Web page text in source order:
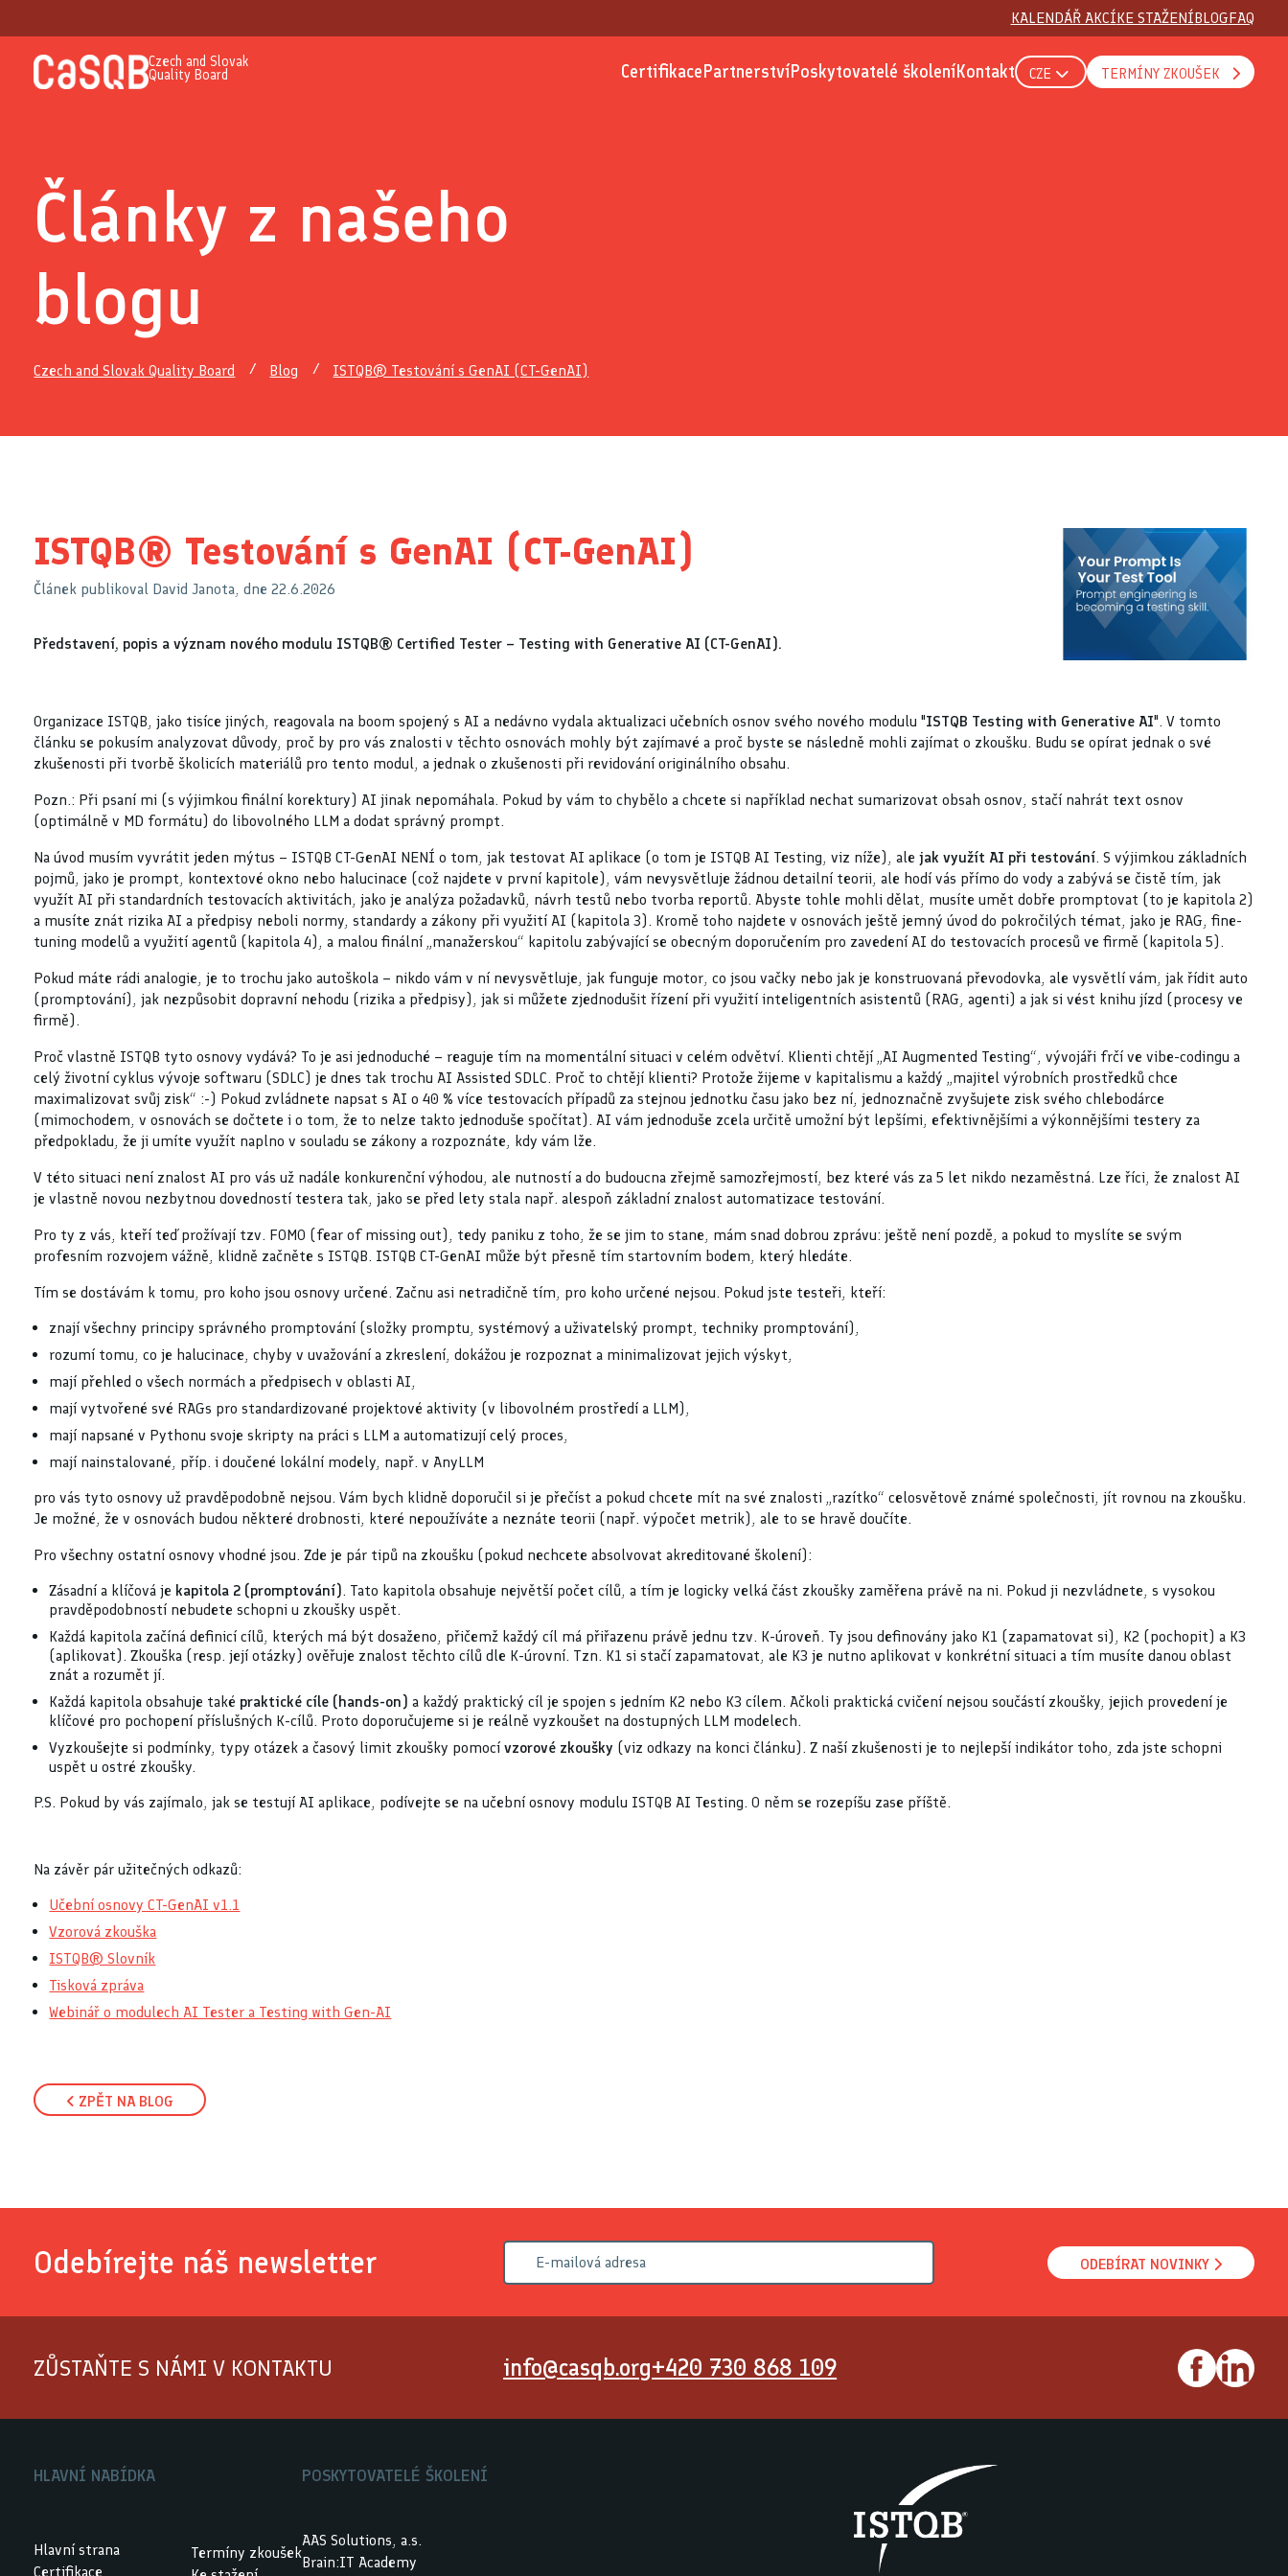
KALENDÁŘ AKCÍKE STAŽENÍBLOGFAQ
Czech and Slovak
Quality Board CertifikacePartnerstvíPoskytovatelé školeníKontakt CZE TERMÍNY ZKOUŠEK
Články z našeho
blogu
Czech and Slovak Quality Board Blog ISTQB® Testování s GenAI (CT-GenAI)
ISTQB® Testování s GenAI (CT-GenAI)
Článek publikoval David Janota, dne 22.6.2026
Představení, popis a význam nového modulu ISTQB® Certified Tester – Testing with Generative AI (CT-GenAI).
Organizace ISTQB, jako tisíce jiných, reagovala na boom spojený s AI a nedávno vydala aktualizaci učebních osnov svého nového modulu "ISTQB Testing with Generative AI". V tomto
článku se pokusím analyzovat důvody, proč by pro vás znalosti v těchto osnovách mohly být zajímavé a proč byste se následně mohli zajímat o zkoušku. Budu se opírat jednak o své
zkušenosti při tvorbě školicích materiálů pro tento modul, a jednak o zkušenosti při revidování originálního obsahu.
Pozn.: Při psaní mi (s výjimkou finální korektury) AI jinak nepomáhala. Pokud by vám to chybělo a chcete si například nechat sumarizovat obsah osnov, stačí nahrát text osnov
(optimálně v MD formátu) do libovolného LLM a dodat správný prompt.
Na úvod musím vyvrátit jeden mýtus – ISTQB CT-GenAI NENÍ o tom, jak testovat AI aplikace (o tom je ISTQB AI Testing, viz níže), alejak využít AI při testování. S výjimkou základních
pojmů, jako je prompt, kontextové okno nebo halucinace (což najdete v první kapitole), vám nevysvětluje žádnou detailní teorii, ale hodí vás přímo do vody a zabývá se čistě tím, jak
využít AI při standardních testovacích aktivitách, jako je analýza požadavků, návrh testů nebo tvorba reportů. Abyste tohle mohli dělat, musíte umět dobře promptovat (to je kapitola 2)
a musíte znát rizika AI a předpisy neboli normy, standardy a zákony při využití AI (kapitola 3). Kromě toho najdete v osnovách ještě jemný úvod do pokročilých témat, jako je RAG, fine-
tuning modelů a využití agentů (kapitola 4), a malou finální „manažerskou“ kapitolu zabývající se obecným doporučením pro zavedení AI do testovacích procesů ve firmě (kapitola 5).
Pokud máte rádi analogie, je to trochu jako autoškola – nikdo vám v ní nevysvětluje, jak funguje motor, co jsou vačky nebo jak je konstruovaná převodovka, ale vysvětlí vám, jak řídit auto
(promptování), jak nezpůsobit dopravní nehodu (rizika a předpisy), jak si můžete zjednodušit řízení při využití inteligentních asistentů (RAG, agenti) a jak si vést knihu jízd (procesy ve
firmě).
Proč vlastně ISTQB tyto osnovy vydává? To je asi jednoduché – reaguje tím na momentální situaci v celém odvětví. Klienti chtějí „AI Augmented Testing“, vývojáři frčí ve vibe-codingu a
celý životní cyklus vývoje softwaru (SDLC) je dnes tak trochu AI Assisted SDLC. Proč to chtějí klienti? Protože žijeme v kapitalismu a každý „majitel výrobních prostředků chce
maximalizovat svůj zisk“ :-) Pokud zvládnete napsat s AI o 40 % více testovacích případů za stejnou jednotku času jako bez ní, jednoznačně zvyšujete zisk svého chlebodárce
(mimochodem, v osnovách se dočtete i o tom, že to nelze takto jednoduše spočítat). AI vám jednoduše zcela určitě umožní být lepšími, efektivnějšími a výkonnějšími testery za
předpokladu, že ji umíte využít naplno v souladu se zákony a rozpoznáte, kdy vám lže.
V této situaci není znalost AI pro vás už nadále konkurenční výhodou, ale nutností a do budoucna zřejmě samozřejmostí, bez které vás za 5 let nikdo nezaměstná. Lze říci, že znalost AI
je vlastně novou nezbytnou dovedností testera tak, jako se před lety stala např. alespoň základní znalost automatizace testování.
Pro ty z vás, kteří teď prožívají tzv. FOMO (fear of missing out), tedy paniku z toho, že se jim to stane, mám snad dobrou zprávu: ještě není pozdě, a pokud to myslíte se svým
profesním rozvojem vážně, klidně začněte s ISTQB. ISTQB CT-GenAI může být přesně tím startovním bodem, který hledáte.
Tím se dostávám k tomu, pro koho jsou osnovy určené. Začnu asi netradičně tím, pro koho určené nejsou. Pokud jste testeři, kteří:
znají všechny principy správného promptování (složky promptu, systémový a uživatelský prompt, techniky promptování),
rozumí tomu, co je halucinace, chyby v uvažování a zkreslení, dokážou je rozpoznat a minimalizovat jejich výskyt,
mají přehled o všech normách a předpisech v oblasti AI,
mají vytvořené své RAGs pro standardizované projektové aktivity (v libovolném prostředí a LLM),
mají napsané v Pythonu svoje skripty na práci s LLM a automatizují celý proces,
mají nainstalované, příp. i doučené lokální modely, např. v AnyLLM
pro vás tyto osnovy už pravděpodobně nejsou. Vám bych klidně doporučil si je přečíst a pokud chcete mít na své znalosti „razítko“ celosvětově známé společnosti, jít rovnou na zkoušku.
Je možné, že v osnovách budou některé drobnosti, které nepoužíváte a neznáte teorii (např. výpočet metrik), ale to se hravě doučíte.
Pro všechny ostatní osnovy vhodné jsou. Zde je pár tipů na zkoušku (pokud nechcete absolvovat akreditované školení):
Zásadní a klíčová je kapitola 2 (promptování). Tato kapitola obsahuje největší počet cílů, a tím je logicky velká část zkoušky zaměřena právě na ni. Pokud ji nezvládnete, s vysokou
pravděpodobností nebudete schopni u zkoušky uspět.
Každá kapitola začíná definicí cílů, kterých má být dosaženo, přičemž každý cíl má přiřazenu právě jednu tzv. K-úroveň. Ty jsou definovány jako K1 (zapamatovat si), K2 (pochopit) a K3
(aplikovat). Zkouška (resp. její otázky) ověřuje znalost těchto cílů dle K-úrovní. Tzn. K1 si stačí zapamatovat, ale K3 je nutno aplikovat v konkrétní situaci a tím musíte danou oblast
znát a rozumět jí.
Každá kapitola obsahuje také praktické cíle (hands-on) a každý praktický cíl je spojen s jedním K2 nebo K3 cílem. Ačkoli praktická cvičení nejsou součástí zkoušky, jejich provedení je
klíčové pro pochopení příslušných K-cílů. Proto doporučujeme si je reálně vyzkoušet na dostupných LLM modelech.
Vyzkoušejte si podmínky, typy otázek a časový limit zkoušky pomocívzorové zkoušky (viz odkazy na konci článku). Z naší zkušenosti je to nejlepší indikátor toho, zda jste schopni
uspět u ostré zkoušky.
P.S. Pokud by vás zajímalo, jak se testují AI aplikace, podívejte se na učební osnovy modulu ISTQB AI Testing. O něm se rozepíšu zase příště.
Na závěr pár užitečných odkazů:
Učební osnovy CT-GenAI v1.1
Vzorová zkouška
ISTQB® Slovník
Tisková zpráva
Webinář o modulech AI Tester a Testing with Gen-AI
ZPĚT NA BLOG
Odebírejte náš newsletter ODEBÍRAT NOVINKY
ZŮSTAŇTE S NÁMI V KONTAKTU info@casqb.org+420 730 868 109
HLAVNÍ NABÍDKA
Hlavní strana
Certifikace
Termíny zkoušek
POSKYTOVATELÉ ŠKOLENÍ
AAS Solutions, a.s.
Brain:IT Academy